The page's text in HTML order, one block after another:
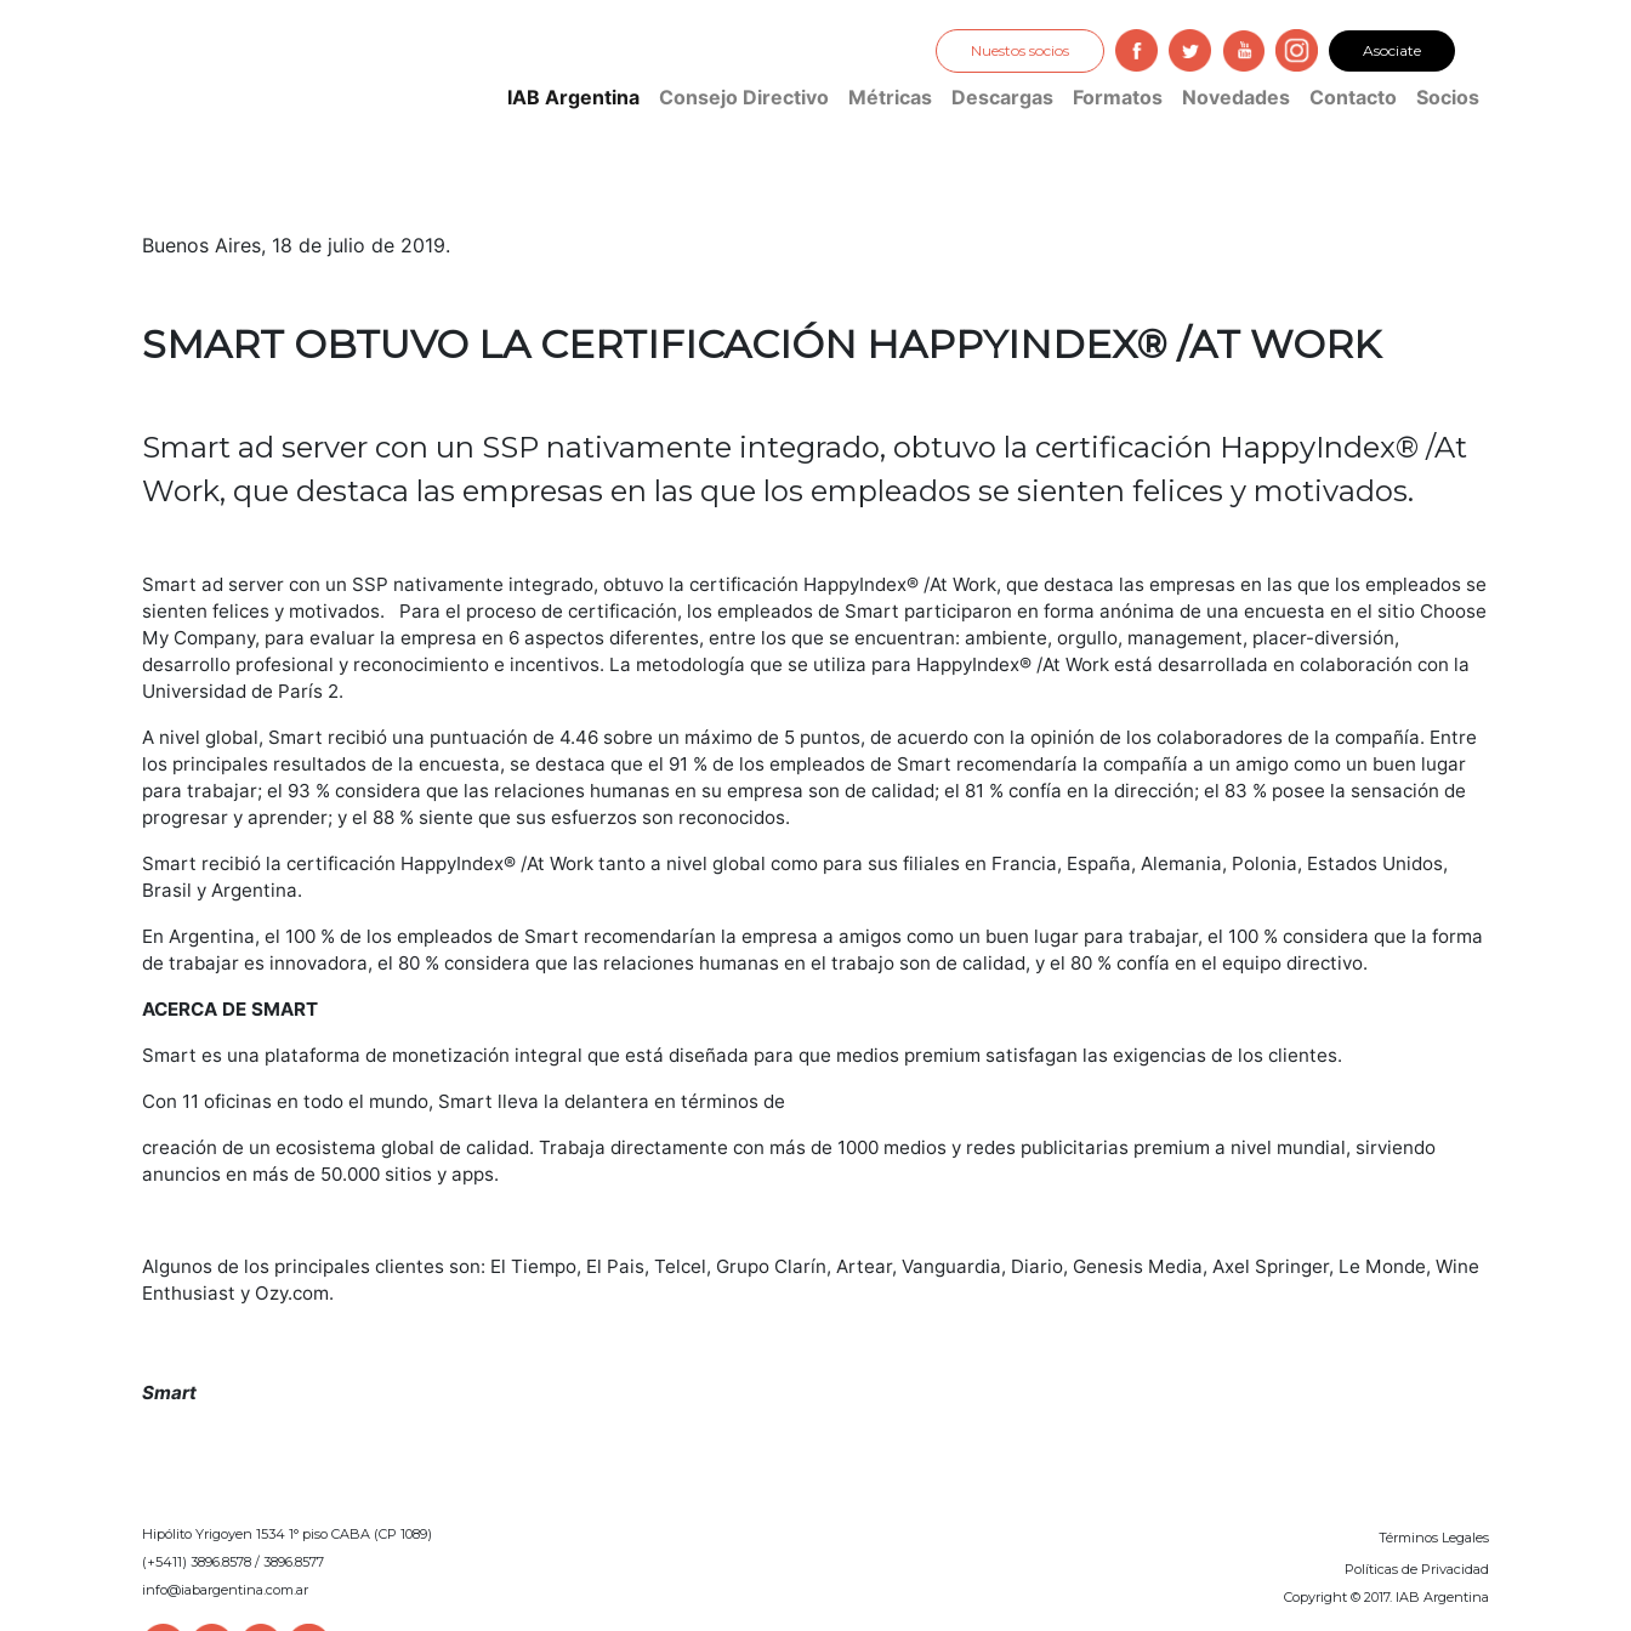
Nuestos socios Asociate
IAB Argentina Consejo Directivo Métricas Descargas Formatos Novedades Contacto Socios
Buenos Aires, 18 de julio de 2019.
SMART OBTUVO LA CERTIFICACIÓN HAPPYINDEX® /AT WORK
Smart ad server con un SSP nativamente integrado, obtuvo la certificación HappyIndex® /At
Work, que destaca las empresas en las que los empleados se sienten felices y motivados.
Smart ad server con un SSP nativamente integrado, obtuvo la certificación HappyIndex® /At Work, que destaca las empresas en las que los empleados se
sienten felices y motivados. Para el proceso de certificación, los empleados de Smart participaron en forma anónima de una encuesta en el sitio Choose
My Company, para evaluar la empresa en 6 aspectos diferentes, entre los que se encuentran: ambiente, orgullo, management, placer-diversión,
desarrollo profesional y reconocimiento e incentivos. La metodología que se utiliza para HappyIndex® /At Work está desarrollada en colaboración con la
Universidad de París 2.
A nivel global, Smart recibió una puntuación de 4.46 sobre un máximo de 5 puntos, de acuerdo con la opinión de los colaboradores de la compañía. Entre
los principales resultados de la encuesta, se destaca que el 91 % de los empleados de Smart recomendaría la compañía a un amigo como un buen lugar
para trabajar; el 93 % considera que las relaciones humanas en su empresa son de calidad; el 81 % confía en la dirección; el 83 % posee la sensación de
progresar y aprender; y el 88 % siente que sus esfuerzos son reconocidos.
Smart recibió la certificación HappyIndex® /At Work tanto a nivel global como para sus filiales en Francia, España, Alemania, Polonia, Estados Unidos,
Brasil y Argentina.
En Argentina, el 100 % de los empleados de Smart recomendarían la empresa a amigos como un buen lugar para trabajar, el 100 % considera que la forma
de trabajar es innovadora, el 80 % considera que las relaciones humanas en el trabajo son de calidad, y el 80 % confía en el equipo directivo.
ACERCA DE SMART
Smart es una plataforma de monetización integral que está diseñada para que medios premium satisfagan las exigencias de los clientes.
Con 11 oficinas en todo el mundo, Smart lleva la delantera en términos de
creación de un ecosistema global de calidad. Trabaja directamente con más de 1000 medios y redes publicitarias premium a nivel mundial, sirviendo
anuncios en más de 50.000 sitios y apps.
Algunos de los principales clientes son: El Tiempo, El Pais, Telcel, Grupo Clarín, Artear, Vanguardia, Diario, Genesis Media, Axel Springer, Le Monde, Wine
Enthusiast y Ozy.com.
Smart
Hipólito Yrigoyen 1534 1° piso CABA (CP 1089)
(+5411) 3896.8578 / 3896.8577
info@iabargentina.com.ar
Términos Legales
Políticas de Privacidad
Copyright © 2017. IAB Argentina